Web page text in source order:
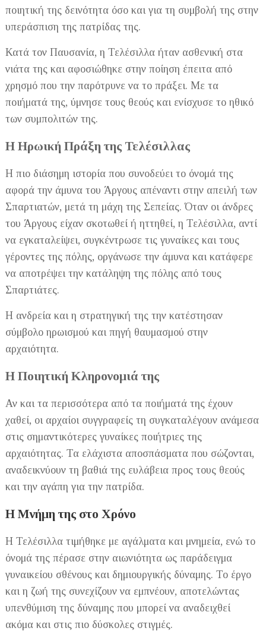
ποιητική της δεινότητα όσο και για τη συμβολή της στην
υπεράσπιση της πατρίδας της.
Κατά τον Παυσανία, η Τελέσιλλα ήταν ασθενική στα
νιάτα της και αφοσιώθηκε στην ποίηση έπειτα από
χρησμό που την παρότρυνε να το πράξει. Με τα
ποιήματά της, ύμνησε τους θεούς και ενίσχυσε το ηθικό
των συμπολιτών της.
Η Ηρωική Πράξη της Τελέσιλλας
Η πιο διάσημη ιστορία που συνοδεύει το όνομά της
αφορά την άμυνα του Άργους απέναντι στην απειλή των
Σπαρτιατών, μετά τη μάχη της Σεπείας. Όταν οι άνδρες
του Άργους είχαν σκοτωθεί ή ηττηθεί, η Τελέσιλλα, αντί
να εγκαταλείψει, συγκέντρωσε τις γυναίκες και τους
γέροντες της πόλης, οργάνωσε την άμυνα και κατάφερε
να αποτρέψει την κατάληψη της πόλης από τους
Σπαρτιάτες.
Η ανδρεία και η στρατηγική της την κατέστησαν
σύμβολο ηρωισμού και πηγή θαυμασμού στην
αρχαιότητα.
Η Ποιητική Κληρονομιά της
Αν και τα περισσότερα από τα ποιήματά της έχουν
χαθεί, οι αρχαίοι συγγραφείς τη συγκαταλέγουν ανάμεσα
στις σημαντικότερες γυναίκες ποιήτριες της
αρχαιότητας. Τα ελάχιστα αποσπάσματα που σώζονται,
αναδεικνύουν τη βαθιά της ευλάβεια προς τους θεούς
και την αγάπη για την πατρίδα.
Η Μνήμη της στο Χρόνο
Η Τελέσιλλα τιμήθηκε με αγάλματα και μνημεία, ενώ το
όνομά της πέρασε στην αιωνιότητα ως παράδειγμα
γυναικείου σθένους και δημιουργικής δύναμης. Το έργο
και η ζωή της συνεχίζουν να εμπνέουν, αποτελώντας
υπενθύμιση της δύναμης που μπορεί να αναδειχθεί
ακόμα και στις πιο δύσκολες στιγμές.